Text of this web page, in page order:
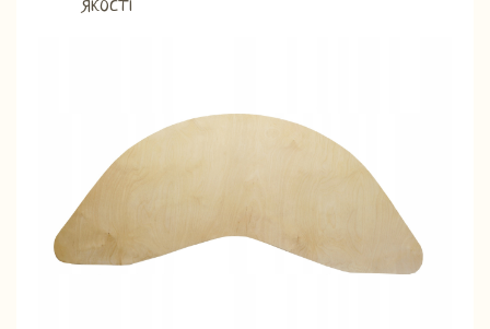
якості